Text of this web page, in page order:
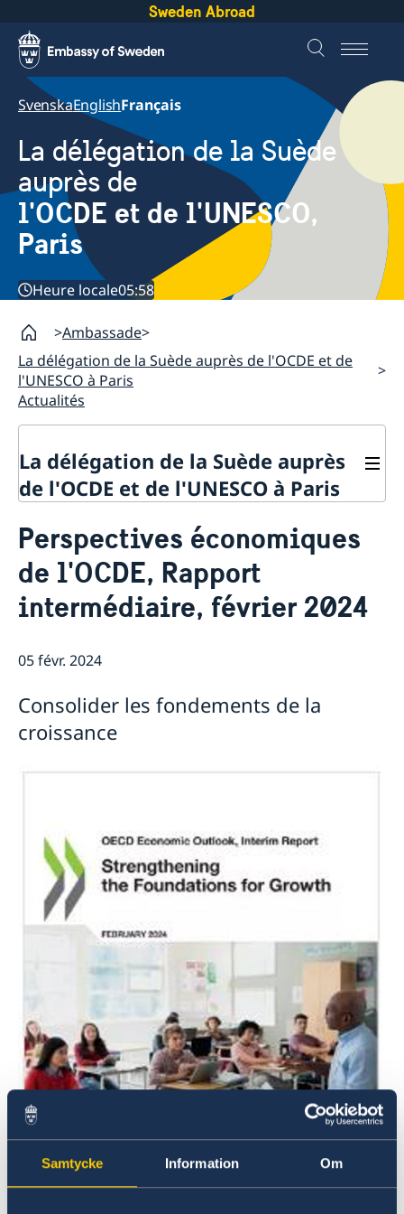
Samtycke Information Om
Sweden Abroad
SvenskaEnglishFrançais
La délégation de la Suède
auprès de
l'OCDE et de l'UNESCO,
Paris
Heure locale05:58
Ambassade
La délégation de la Suède auprès de l'OCDE et de
l'UNESCO à Paris
Actualités
La délégation de la Suède auprès
de l'OCDE et de l'UNESCO à Paris
À propos de la délégation
La Suède et l'OCDE
Calendrier des événements
Pays membres de l'OCDE
La Suède et l'UNESCO
Répertoire des Délégations permanentes auprès de
l’UNESCO
diplomatiques
Actualités
Perspectives économiques
de l'OCDE, Rapport
intermédiaire, février 2024
05 févr. 2024
Consolider les fondements de la
croissance